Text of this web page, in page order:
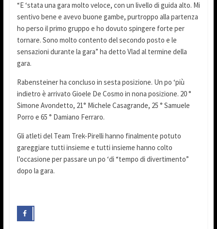
“E ‘stata una gara molto veloce, con un livello di guida alto. Mi
sentivo bene e avevo buone gambe, purtroppo alla partenza
ho perso il primo gruppo e ho dovuto spingere forte per
tornare. Sono molto contento del secondo posto e le
sensazioni durante la gara” ha detto Vlad al termine della
gara.
Rabensteiner ha concluso in sesta posizione. Un po ‘più
indietro è arrivato Gioele De Cosmo in nona posizione. 20 °
Simone Avondetto, 21° Michele Casagrande, 25 ° Samuele
Porro e 65 ° Damiano Ferraro.
Gli atleti del Team Trek-Pirelli hanno finalmente potuto
gareggiare tutti insieme e tutti insieme hanno colto
l’occasione per passare un po ‘di “tempo di divertimento”
dopo la gara.